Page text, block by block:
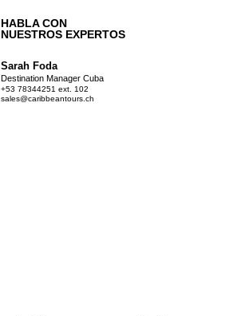
HABLA CON
NUESTROS EXPERTOS
Sarah Foda
Destination Manager Cuba
+53 78344251 ext. 102
sales@caribbeantours.ch